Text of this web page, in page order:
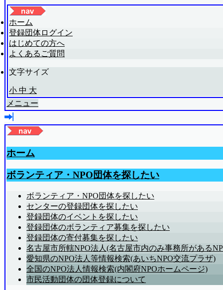
ホーム
登録団体ログイン
はじめての方へ
よくあるご質問
文字サイズ
小 中 大
メニュー
ホーム
ボランティア・NPO団体を探したい
ボランティア・NPO団体を探したい
センターの登録団体を探したい
登録団体のイベントを探したい
登録団体のボランティア募集を探したい
登録団体の寄付募集を探したい
名古屋市所轄NPO法人(名古屋市内のみ事務所がある
愛知県のNPO法人等情報検索(あいちNPO交流プラザ)
全国のNPO法人情報検索(内閣府NPOホームページ)
市民活動団体の団体登録について